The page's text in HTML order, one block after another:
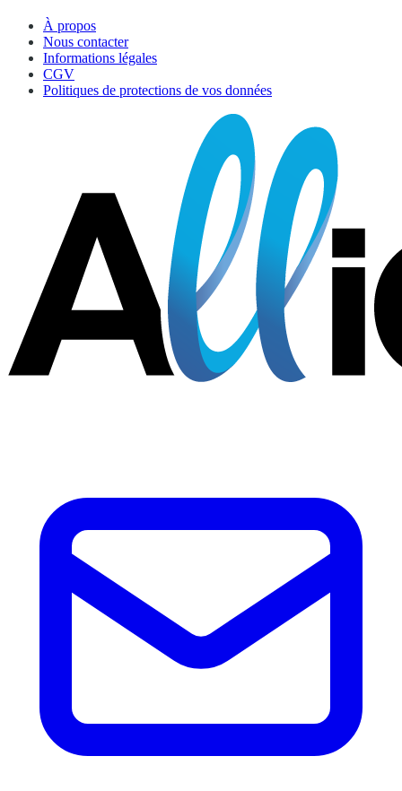
À propos
Nous contacter
Informations légales
CGV
Politiques de protections de vos données